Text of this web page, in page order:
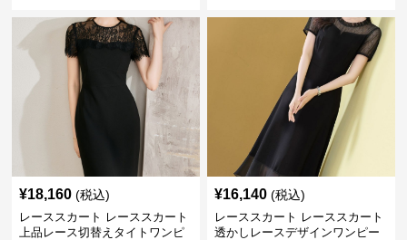
¥18,160 (税込)
レーススカート レーススカート
上品レース切替えタイトワンピ
¥16,140 (税込)
レーススカート レーススカート
透かしレースデザインワンピー